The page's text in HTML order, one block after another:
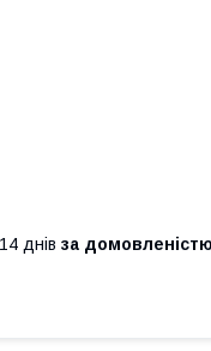
днів за домовленістю